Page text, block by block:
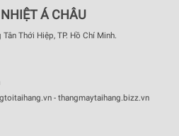
Á CHÂU
Thới Hiệp, TP. Hồ Chí Minh.
- thangmaytaihang.bizz.vn